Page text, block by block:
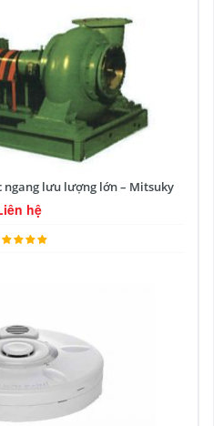
ngang lưu lượng lớn – Mitsuky
hệ